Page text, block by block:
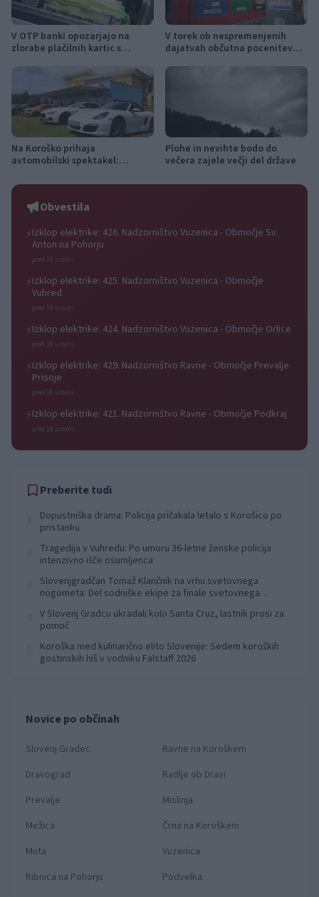
V OTP banki opozarjajo na
zlorabe plačilnih kartic s
V torek ob nespremenjenih
dajatvah občutna pocenitev
Na Koroško prihaja
avtomobilski spektakel:
progah in atraktivni Car Meet
Plohe in nevihte bodo do
večera zajele večji del države
Obvestila
⚡Izklop elektrike: 426. Nadzorništvo Vuzenica - Območje Sv.
Anton na Pohorju
pred 18 urami
⚡Izklop elektrike: 425. Nadzorništvo Vuzenica - Območje
Vuhred
pred 18 urami
⚡Izklop elektrike: 424. Nadzorništvo Vuzenica - Območje Orlice
pred 18 urami
⚡Izklop elektrike: 429. Nadzorništvo Ravne - Območje Prevalje
Prisoje
pred 18 urami
⚡Izklop elektrike: 421. Nadzorništvo Ravne - Območje Podkraj
pred 18 urami
Preberite tudi
Dopustniška drama: Policija pričakala letalo s Korošico po
pristanku
Tragedija v Vuhredu: Po umoru 36-letne ženske policija
intenzivno išče osumljenca
Slovenjgradčan Tomaž Klančnik na vrhu svetovnega
nogometa: Del sodniške ekipe za finale svetovnega
V Slovenj Gradcu ukradali kolo Santa Cruz, lastnik prosi za
pomoč
Koroška med kulinarično elito Slovenije: Sedem koroških
gostinskih hiš v vodniku Falstaff 2026
Novice po občinah
Slovenj Gradec
Ravne na Koroškem
Dravograd
Radlje ob Dravi
Prevalje
Mislinja
Mežica
Črna na Koroškem
Muta
Vuzenica
Ribnica na Pohorju
Podvelka